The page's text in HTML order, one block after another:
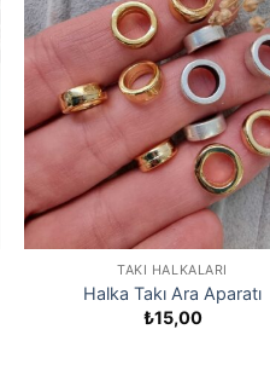
TAKI HALKALARI
Halka Takı Ara Aparatı
₺15,00